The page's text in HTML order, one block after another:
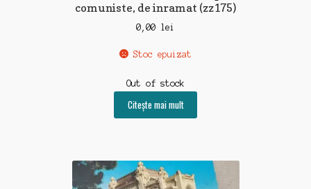
comuniste, de inramat (zz175)
0,00 lei
Stoc epuizat
Out of stock
Citește mai mult